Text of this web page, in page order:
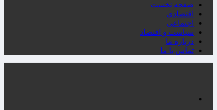
صفحه نخست
اقتصادی
اجتماعی
سیاست و اقتصاد
درباره ما
تماس با ما